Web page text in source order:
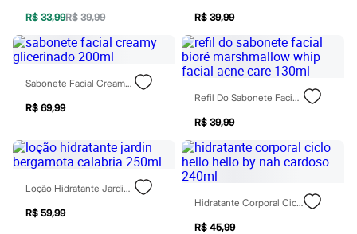
Bluey
Disney
Hello Kitty
Homem Aranha
Minecraft
Naruto
Patrulha Canina
Sonic
Beleza
Kits
Novidades
Cabelos
Condicionador
R$ 33,99R$ 39,99 R$ 39,99
Sabonete Facial Creamy Glicerinado 200ml
R$ 69,99
Refil Do Sabonete Facial Bioré Marshmallow Whip Facial Acne Care 130ml
R$ 39,99
Loção Hidratante Jardin Bergamota Calabria 250ml
R$ 59,99
Hidratante Corporal Ciclo Hello Hello By Nah Cardoso 240ml
R$ 45,99